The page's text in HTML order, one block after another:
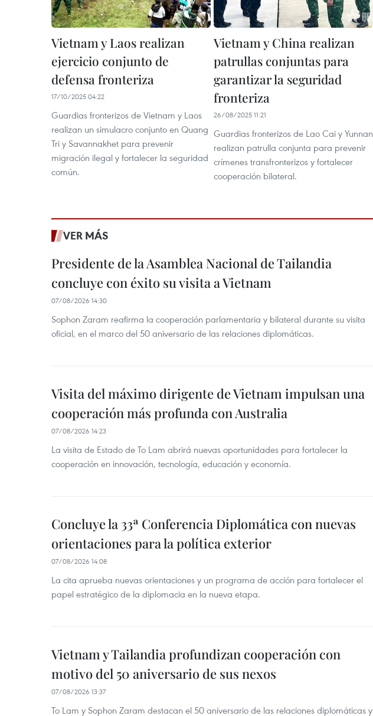
Vietnam y Laos realizan
ejercicio conjunto de
defensa fronteriza
17/10/2025 04:22
Guardias fronterizos de Vietnam y Laos
realizan un simulacro conjunto en Quang
Tri y Savannakhet para prevenir
migración ilegal y fortalecer la seguridad
común.
Vietnam y China realizan
patrullas conjuntas para
garantizar la seguridad
fronteriza
26/08/2025 11:21
Guardias fronterizos de Lao Cai y Yunnan
realizan patrulla conjunta para prevenir
crímenes transfronterizos y fortalecer
cooperación bilateral.
VER MÁS
Presidente de la Asamblea Nacional de Tailandia
concluye con éxito su visita a Vietnam
07/08/2026 14:30
Sophon Zaram reafirma la cooperación parlamentaria y bilateral durante su visita
oficial, en el marco del 50 aniversario de las relaciones diplomáticas.
Visita del máximo dirigente de Vietnam impulsan una
cooperación más profunda con Australia
07/08/2026 14:23
La visita de Estado de To Lam abrirá nuevas oportunidades para fortalecer la
cooperación en innovación, tecnología, educación y economía.
Concluye la 33ª Conferencia Diplomática con nuevas
orientaciones para la política exterior
07/08/2026 14:08
La cita aprueba nuevas orientaciones y un programa de acción para fortalecer el
papel estratégico de la diplomacia en la nueva etapa.
Vietnam y Tailandia profundizan cooperación con
motivo del 50 aniversario de sus nexos
07/08/2026 13:37
To Lam y Sophon Zaram destacan el 50 aniversario de las relaciones diplomáticas y